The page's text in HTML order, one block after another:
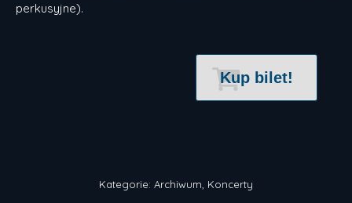
perkusyjne).
Kup bilet!
Kategorie: Archiwum, Koncerty